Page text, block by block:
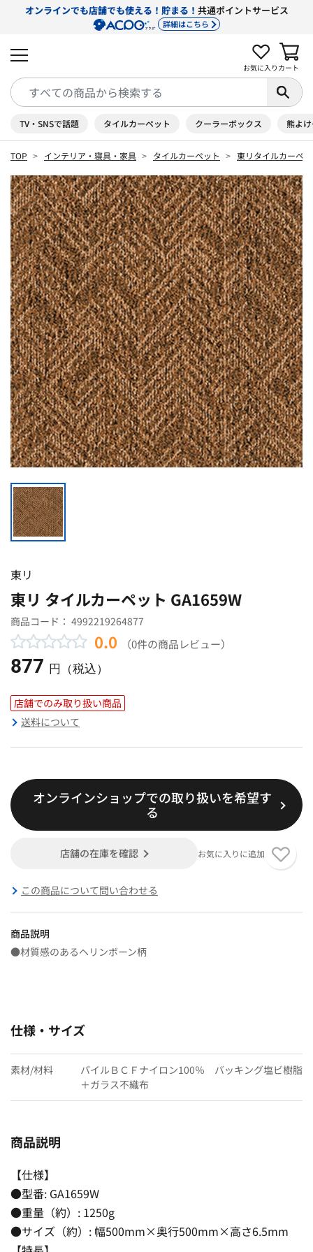
オンラインでも店舗でも使える！貯まる！ 共通ポイントサービス
詳細はこちら
お気に入り カート
TV・SNSで話題 タイルカーペット クーラーボックス 熊よ
TOP インテリア・寝具・家具 タイルカーペット 東リタイルカーペ
東リ
東リ タイルカーペット GA1659W
商品コード： 4992219264877
0.0 （0件の商品レビュー）
877 円（税込）
店舗でのみ取り扱い商品
送料について
オンラインショップでの取り扱いを希望す
る
店舗の在庫を確認 お気に入りに追加
この商品について問い合わせる
商品説明
●材質感のあるヘリンボーン柄
仕様・サイズ
素材/材料
パイルＢＣＦナイロン100％ バッキング塩ビ樹脂
＋ガラス不織布
商品説明
【仕様】
●型番: GA1659W
●重量（約）: 1250g
●サイズ（約）: 幅500mm×奥行500mm×高さ6.5mm